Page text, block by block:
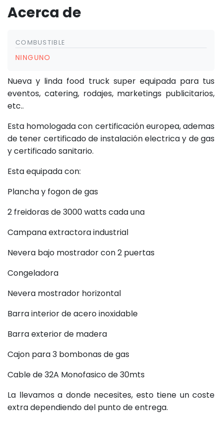
Acerca de
COMBUSTIBLE
NINGUNO
Nueva y linda food truck super equipada para tus
eventos, catering, rodajes, marketings publicitarios,
etc..
Esta homologada con certificación europea, ademas
de tener certificado de instalación electrica y de gas
y certificado sanitario.
Esta equipada con:
Plancha y fogon de gas
2 freidoras de 3000 watts cada una
Campana extractora industrial
Nevera bajo mostrador con 2 puertas
Congeladora
Nevera mostrador horizontal
Barra interior de acero inoxidable
Barra exterior de madera
Cajon para 3 bombonas de gas
Cable de 32A Monofasico de 30mts
La llevamos a donde necesites, esto tiene un coste
extra dependiendo del punto de entrega.